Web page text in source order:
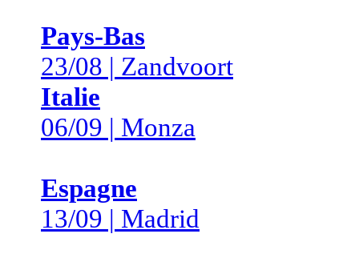
Pays-Bas
23/08 | Zandvoort
Italie
06/09 | Monza
Espagne
13/09 | Madrid